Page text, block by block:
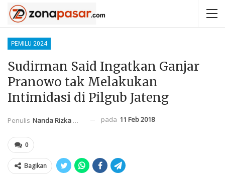
PEMILU 2024
Sudirman Said Ingatkan Ganjar
Pranowo tak Melakukan
Intimidasi di Pilgub Jateng
Penulis Nanda Rizka Mahendra pada 11 Feb 2018
0
Bagikan